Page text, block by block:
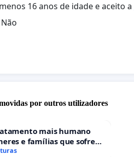
16 anos de idade e aceito a
Não
por outros utilizadores
mais humano
e famílias que sofrem
gestacional nos hospitais